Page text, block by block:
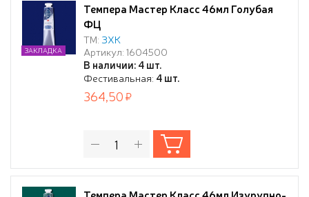
Темпера Мастер Класс 46мл Голубая
ФЦ
ТМ: ЗХК
Артикул: 1604500
В наличии: 4 шт.
Фестивальная: 4 шт.
ЗАКЛАДКА
364,50